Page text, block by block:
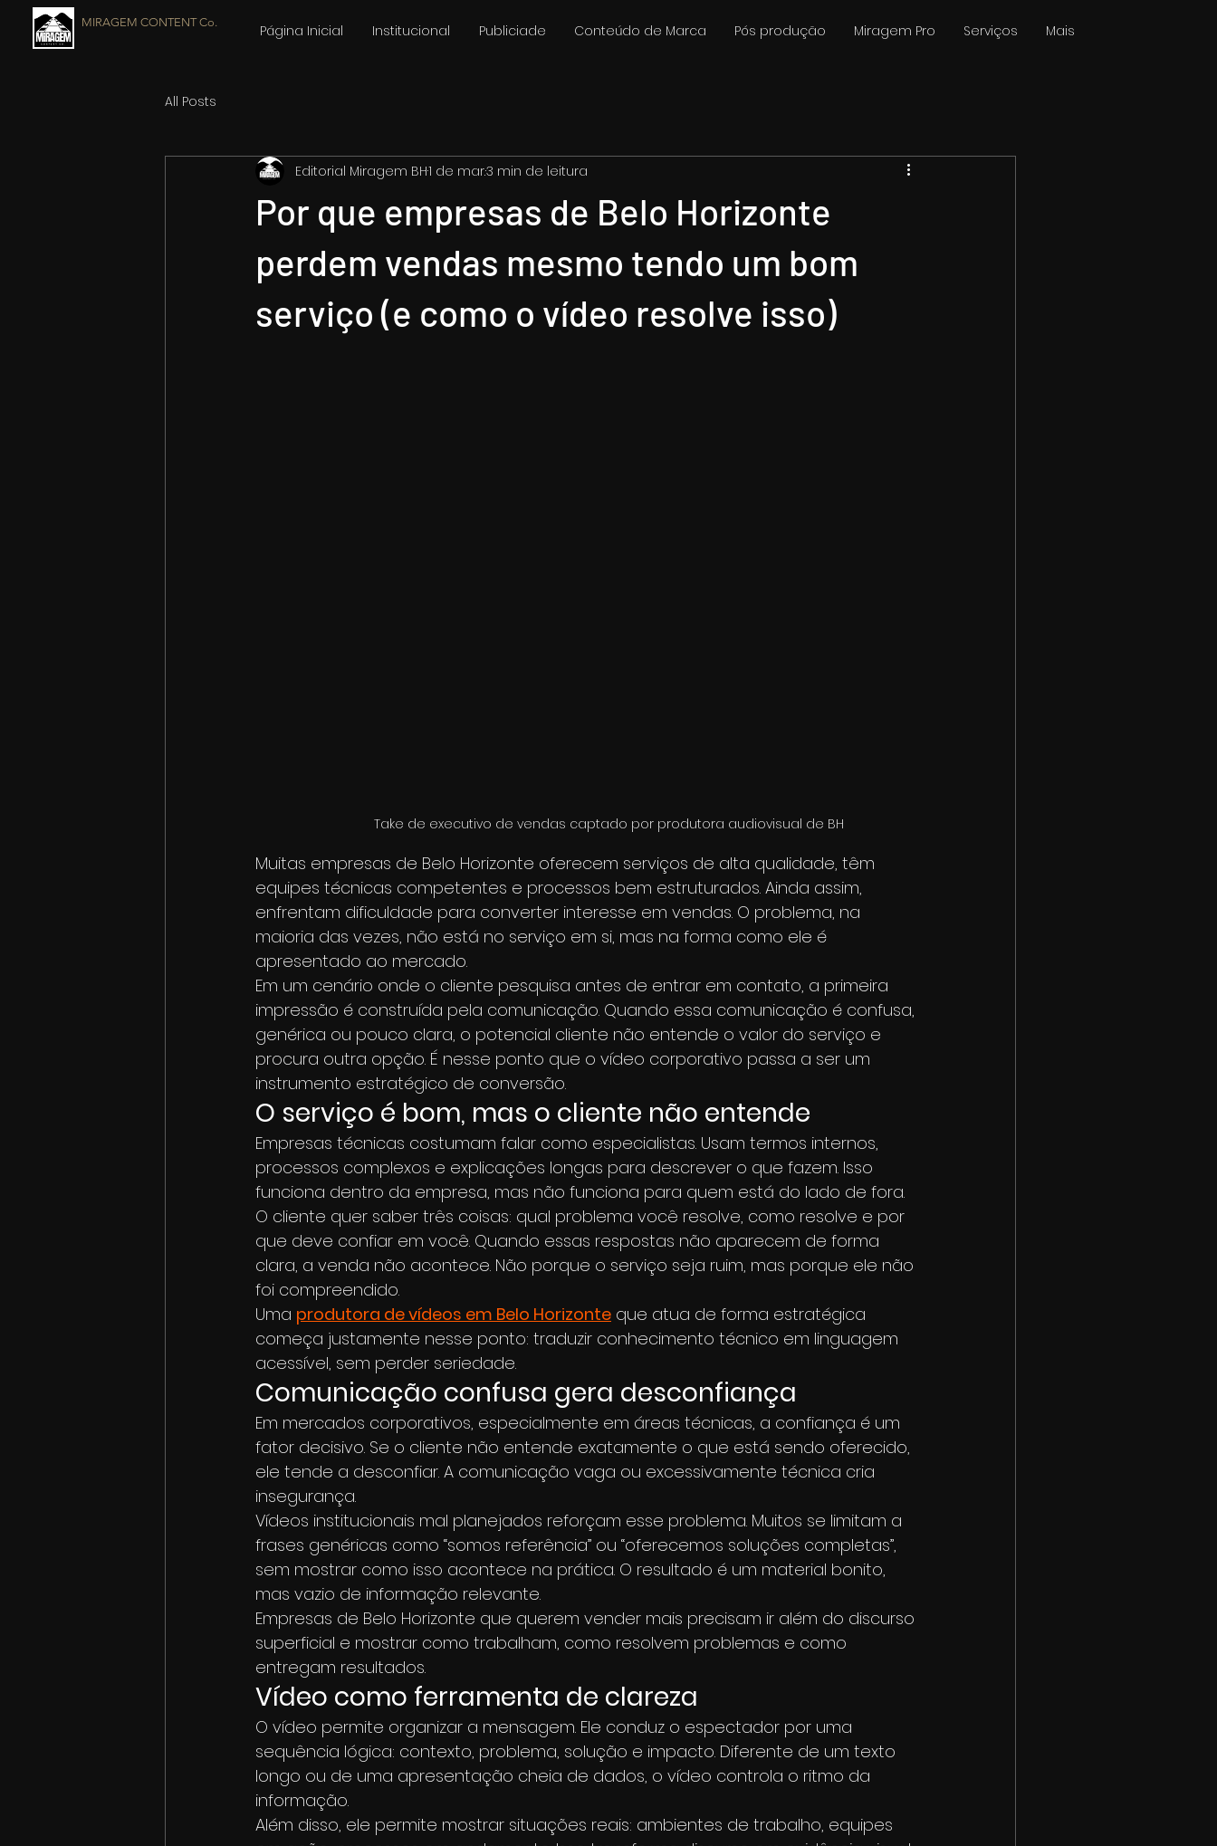
Página Inicial Institucional Publiciade Conteúdo de Marca Pós produção Miragem Pro Serviços Mais
MIRAGEM CONTENT Co.
All Posts
Por que empresas de Belo Horizonte
perdem vendas mesmo tendo um bom
serviço (e como o vídeo resolve isso)
Editorial Miragem BH1 de mar.3 min de leitura
	Take de executivo de vendas captado por produtora audiovisual de BH
Muitas empresas de Belo Horizonte oferecem serviços de alta qualidade, têm
equipes técnicas competentes e processos bem estruturados. Ainda assim,
enfrentam dificuldade para converter interesse em vendas. O problema, na
maioria das vezes, não está no serviço em si, mas na forma como ele é
apresentado ao mercado.
Em um cenário onde o cliente pesquisa antes de entrar em contato, a primeira
impressão é construída pela comunicação. Quando essa comunicação é confusa,
genérica ou pouco clara, o potencial cliente não entende o valor do serviço e
procura outra opção. É nesse ponto que o vídeo corporativo passa a ser um
instrumento estratégico de conversão.
O serviço é bom, mas o cliente não entende
Empresas técnicas costumam falar como especialistas. Usam termos internos,
processos complexos e explicações longas para descrever o que fazem. Isso
funciona dentro da empresa, mas não funciona para quem está do lado de fora.
O cliente quer saber três coisas: qual problema você resolve, como resolve e por
que deve confiar em você. Quando essas respostas não aparecem de forma
clara, a venda não acontece. Não porque o serviço seja ruim, mas porque ele não
foi compreendido.
Uma produtora de vídeos em Belo Horizonte que atua de forma estratégica
começa justamente nesse ponto: traduzir conhecimento técnico em linguagem
acessível, sem perder seriedade.
Comunicação confusa gera desconfiança
Em mercados corporativos, especialmente em áreas técnicas, a confiança é um
fator decisivo. Se o cliente não entende exatamente o que está sendo oferecido,
ele tende a desconfiar. A comunicação vaga ou excessivamente técnica cria
insegurança.
Vídeos institucionais mal planejados reforçam esse problema. Muitos se limitam a
frases genéricas como “somos referência” ou “oferecemos soluções completas”,
sem mostrar como isso acontece na prática. O resultado é um material bonito,
mas vazio de informação relevante.
Empresas de Belo Horizonte que querem vender mais precisam ir além do discurso
superficial e mostrar como trabalham, como resolvem problemas e como
entregam resultados.
Vídeo como ferramenta de clareza
O vídeo permite organizar a mensagem. Ele conduz o espectador por uma
sequência lógica: contexto, problema, solução e impacto. Diferente de um texto
longo ou de uma apresentação cheia de dados, o vídeo controla o ritmo da
informação.
Além disso, ele permite mostrar situações reais: ambientes de trabalho, equipes